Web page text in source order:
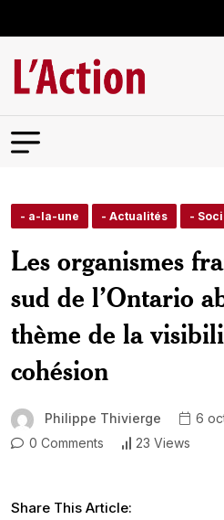
- a-la-une - Actualités -
Les organismes
sud de l’Ontario
thème de la
cohésion
Philippe Thivierge
6
0 Comments
23 Views
Share This Article: